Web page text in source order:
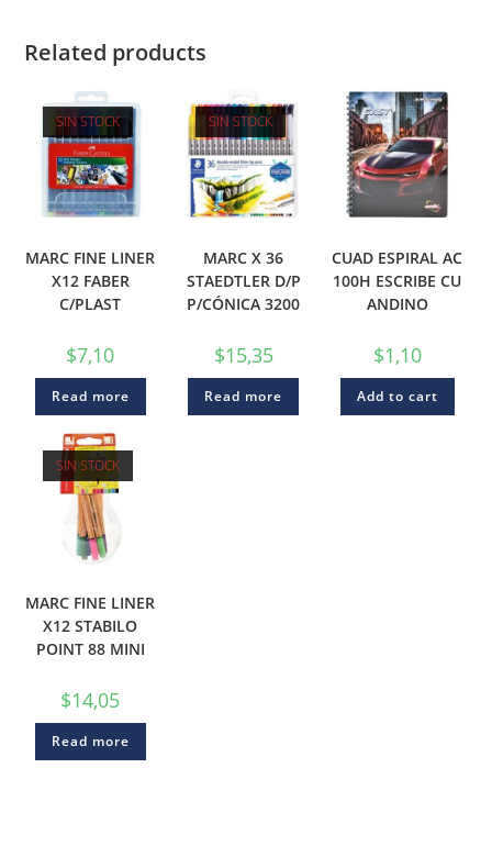
Related products
SIN STOCK
MARC FINE LINER
X12 FABER
C/PLAST
$7,10
Read more
SIN STOCK
MARC X 36
STAEDTLER D/P
P/CÓNICA 3200
$15,35
Read more
CUAD ESPIRAL AC
100H ESCRIBE CU
ANDINO
$1,10
Add to cart
SIN STOCK
MARC FINE LINER
X12 STABILO
POINT 88 MINI
$14,05
Read more